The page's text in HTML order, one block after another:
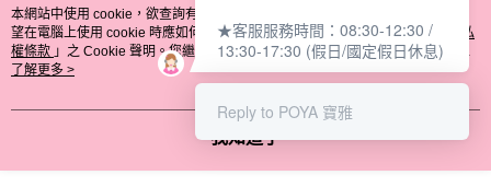
熱門標籤
本網站中使用 cookie，欲查詢有關本網站使用 cookie 方式之詳情，及若您不希
望在電腦上使用 cookie 時應如何變更電腦的 cookie 設定，請參閱本網站「
隱私
權條款 」之 Cookie 聲明。您繼續使用本網站即表示您同意本公司得按本網站使
用條款之 Cookie 聲明使用 cookie。
了解更多 >
我知道了
★客服服務時間：08:30-12:30 /
13:30-17:30 (假日/國定假日休息)
Reply to POYA 寶雅